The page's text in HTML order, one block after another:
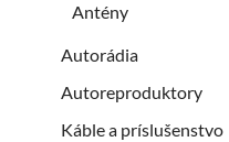
Antény
Autorádia
Autoreproduktory
Káble a príslušenstvo